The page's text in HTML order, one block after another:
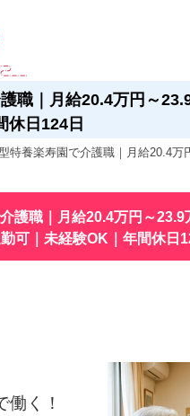
職｜月給20.4万円～
休日124日
特養楽寿園で介護職｜月給20.4
護職｜月給20.4万円～
可｜未経験OK｜年間休日
働く！